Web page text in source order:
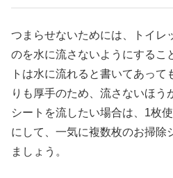
つまらせないためには、トイレ
のを水に流さないようにするこ
トは水に流れると書いてあって
りも厚手のため、流さないほう
シートを流したい場合は、1枚
にして、一気に複数枚のお掃除
ましょう。